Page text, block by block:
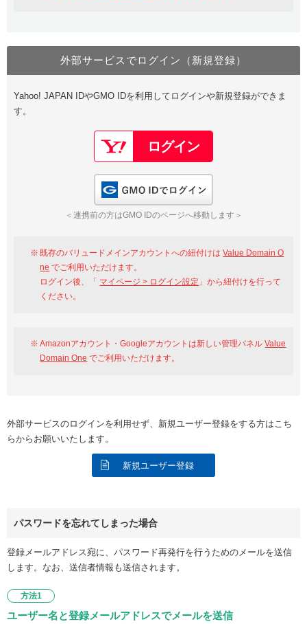
Value Domain Oneにログイン
Google
GMO ID Amazon
※AmazonはValue Domain Oneのログイン画面へ遷移します
Value Domain Oneアカウント作成
以下でも登録可能
Google Yahoo!
GMO ID
外部サービスでログイン（新規登録）
Yahoo! JAPAN IDやGMO IDを利用してログインや新規登録ができま
す。
＜連携前の方はGMO IDのページへ移動します＞
既存のバリュードメインアカウントへの紐付けはValue Domain O
ne でご利用いただけます。
ログイン後、「 マイページ > ログイン設定 」から紐付けを行って
ください。
Amazonアカウント・Googleアカウントは新しい管理パネルValue
Domain One でご利用いただけます。
外部サービスのログインを利用せず、新規ユーザー登録をする方はこち
らからお願いいたします。
新規ユーザー登録
パスワードを忘れてしまった場合
登録メールアドレス宛に、パスワード再発行を行うためのメールを送信
します。なお、送信者情報も送信されます。
方法1
ユーザー名と登録メールアドレスでメールを送信